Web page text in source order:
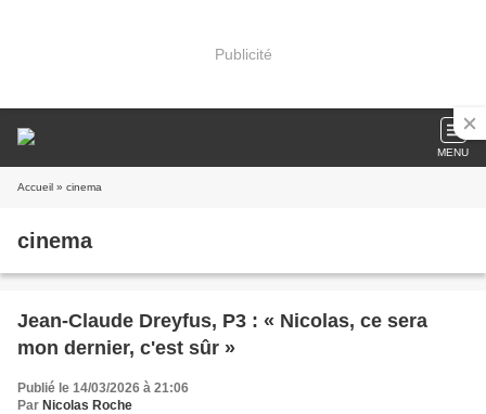
Publicité
MENU
Accueil » cinema
cinema
Jean-Claude Dreyfus, P3 : « Nicolas, ce sera
mon dernier, c'est sûr »
Publié le 14/03/2026 à 21:06
Par Nicolas Roche